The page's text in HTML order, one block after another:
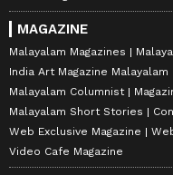
MAGAZINE
Malayalam Magazines
India Art Magazine Malayalam
Malayalam Columnist
Malayalam Short Stories
Web Exclusive Magazine
Video Cafe Magazine